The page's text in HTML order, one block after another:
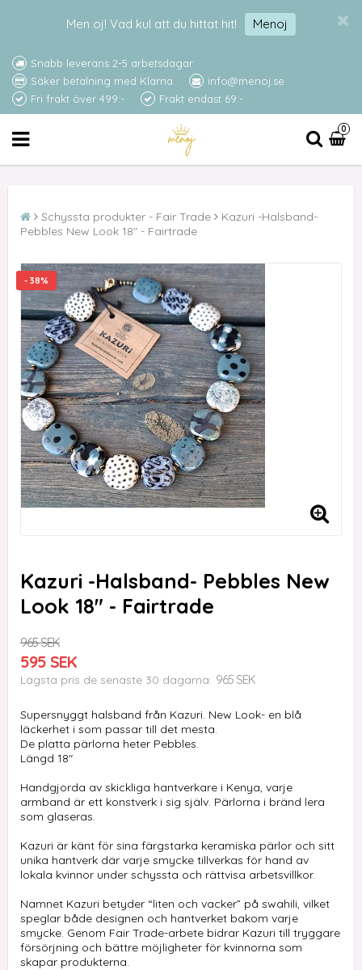
Men oj! Vad kul att du hittat hit! Menoj
Snabb leverans 2-5 arbetsdagar
Säker betalning med Klarna
info@menoj.se
Fri frakt över 499:-
Frakt endast 69:-
0
Schyssta produkter - Fair Trade
Kazuri -Halsband-
Pebbles New Look 18" - Fairtrade
- 38%
Kazuri -Halsband- Pebbles New
Look 18" - Fairtrade
965 SEK
595 SEK
Lägsta pris de senaste 30 dagarna 965 SEK
Supersnyggt halsband från Kazuri. New Look- en blå
läckerhet i som passar till det mesta.
De platta pärlorna heter Pebbles.
Längd 18"
Handgjorda av skickliga hantverkare i Kenya, varje
armband är ett konstverk i sig själv. Pärlorna i bränd lera
som glaseras.
Kazuri är känt för sina färgstarka keramiska pärlor och sitt
unika hantverk där varje smycke tillverkas för hand av
lokala kvinnor under schyssta och rättvisa arbetsvillkor.
Namnet Kazuri betyder “liten och vacker” på swahili, vilket
speglar både designen och hantverket bakom varje
smycke. Genom Fair Trade-arbete bidrar Kazuri till tryggare
försörjning och bättre möjligheter för kvinnorna som
skapar produkterna.